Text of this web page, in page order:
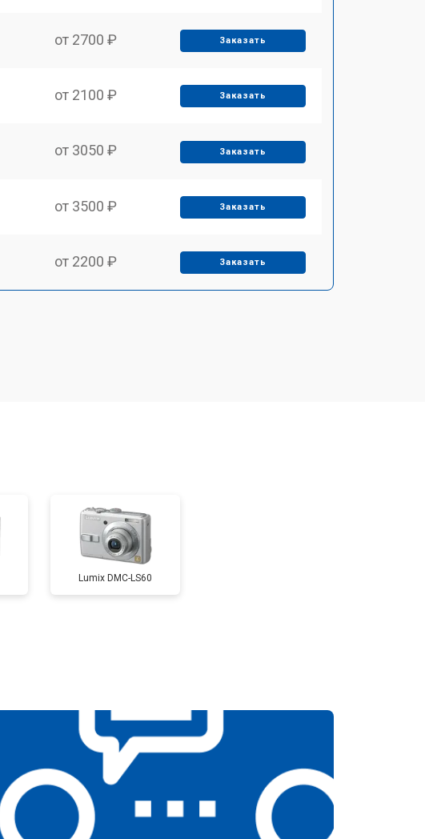
от 2700 ₽ Заказать
от 2100 ₽ Заказать
от 3050 ₽ Заказать
от 3500 ₽ Заказать
от 2200 ₽ Заказать
от 2300 ₽
от 4300 ₽
Lumix DMC-LS60